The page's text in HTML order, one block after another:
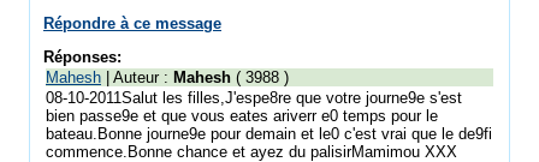
Répondre à ce message
Réponses:
Mahesh | Auteur : Mahesh ( 3988 )
08-10-2011Salut les filles,J'espe8re que votre journe9e s'est
bien passe9e et que vous eates ariverr e0 temps pour le
bateau.Bonne journe9e pour demain et le0 c'est vrai que le de9fi
commence.Bonne chance et ayez du palisirMamimou XXX